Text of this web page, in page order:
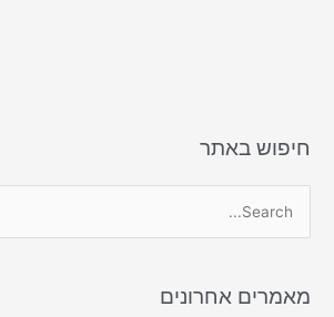
חיפוש באתר
rמאמרים אחרונים